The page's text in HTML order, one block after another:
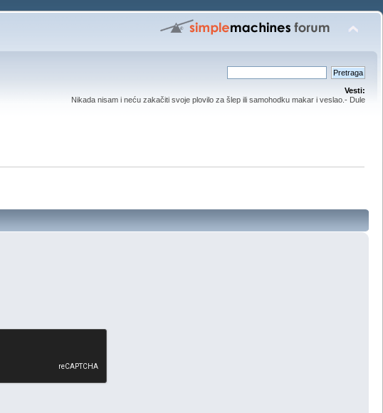
Vesti:
Nikada nisam i neću zakačiti svoje plovilo za šlep ili samohodku makar i veslao.- Dule